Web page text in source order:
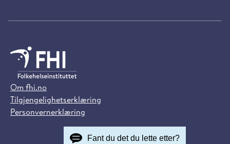
Om fhi.no
Tilgjengelighetserklæring
Personvernerklæring
Fant du det du lette etter?